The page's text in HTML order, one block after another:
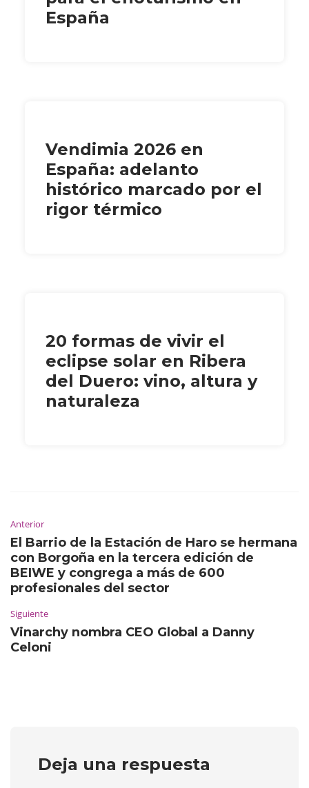
España
Vendimia 2026 en
España: adelanto
histórico marcado por el
rigor térmico
20 formas de vivir el
eclipse solar en Ribera
del Duero: vino, altura y
naturaleza
Anterior
El Barrio de la Estación de Haro se hermana
con Borgoña en la tercera edición de
BEIWE y congrega a más de 600
profesionales del sector
Siguiente
Vinarchy nombra CEO Global a Danny
Celoni
Deja una respuesta